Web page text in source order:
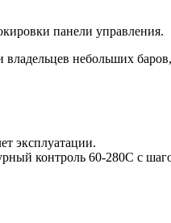
панели управления.
небольших
эксплуатации.
контроль 60-280С с